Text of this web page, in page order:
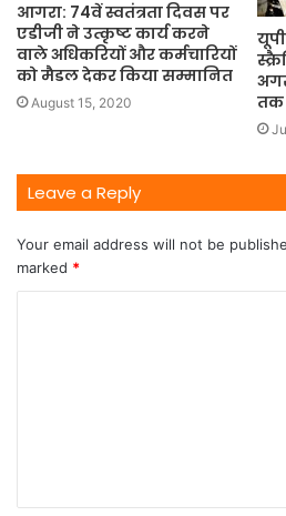
आगरा: 74वें स्वतंत्रता दिवस पर
एडीजी ने उत्कृष्ट कार्य करने
वाले अधिकरियों और कर्मचारियों
को मैडल देकर किया सम्मानित
August 15, 2020
तक
Leave a Reply
Your email address will not be
marked *